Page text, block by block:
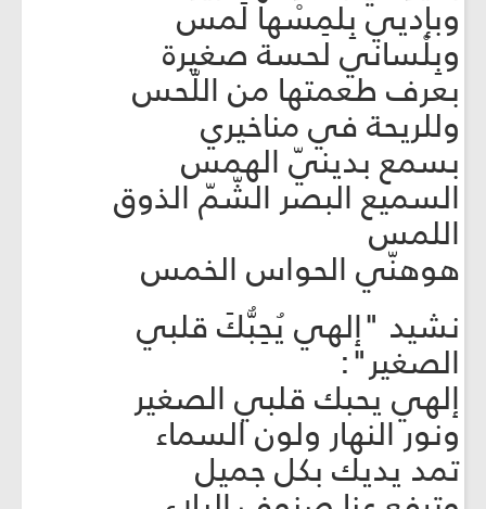
وبإدیي بِلمِسْها لَمس
وبِلْساني لحسة صغيرة
بعرف طعمتها من اللّحس
وللريحة في مناخيري
بسمع بدينيّ الهمس
السميع البصر الشّمّ الذوق
اللمس
هوهنّي الحواس الخمس
نشيد "إلهي يُحِبُّكَ قلبي
الصغير":
إلهي يحبك قلبي الصغير
ونور النهار ولون السماء
تمد يديك بكل جميل